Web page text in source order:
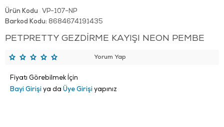
Ürün Kodu : VP-107-NP
Barkod Kodu: 8684674191435
PETPRETTY GEZDİRME KAYIŞI NEON PEMBE
Yorum Yap
Fiyatı Görebilmek İçin
Bayi Girişi ya da Üye Girişi yapınız